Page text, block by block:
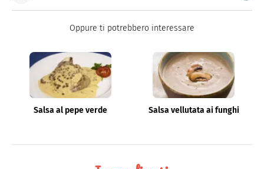
quale trovi idee veloci, facili e spiegate passo passo.
Oppure ti potrebbero interessare
Salsa al pepe verde Salsa vellutata ai funghi